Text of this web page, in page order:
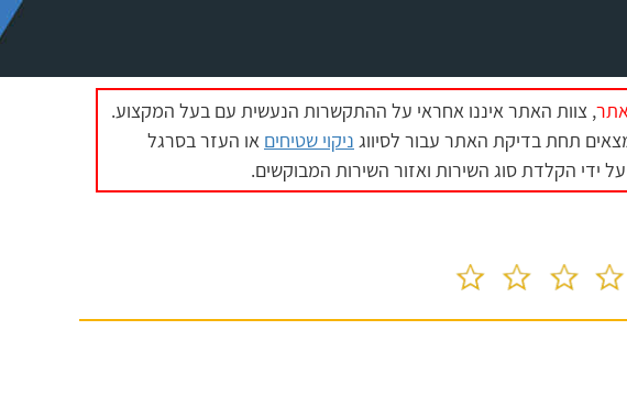
, צוות האתר איננו אחראי על ההתקשרות הנעשית עם בעל המקצוע.
תחת בדיקת האתר עבור לסיווג ניקוי שטיחים או העזר בסרגל
ידי הקלדת סוג השירות ואזור השירות המבוקשים.